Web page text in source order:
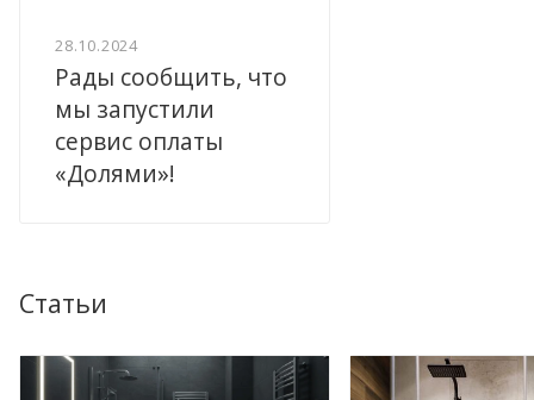
28.10.2024
Рады сообщить, что
мы запустили
сервис оплаты
«Долями»!
Статьи